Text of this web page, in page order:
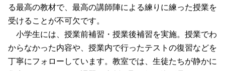
る最高の教材で、最高の講師陣による練りに練った授業を
受けることが不可欠です。
小学生には、授業前補習・授業後補習を実施。授業でわ
からなかった内容や、授業内で行ったテストの復習などを
丁寧にフォローしています。教室では、生徒たちが静かに